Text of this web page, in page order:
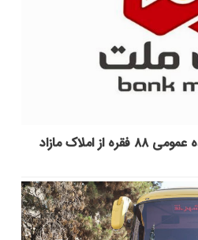
برگزاری مزایده عمومی ۸۸ فقره از املاک مازاد